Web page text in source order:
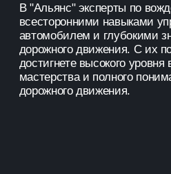
В "Альянс" эксперты по
всесторонними навыками
автомобилем и глубокими
дорожного движения. С их
достигнете высокого уровня
мастерства и полного
дорожного движения.